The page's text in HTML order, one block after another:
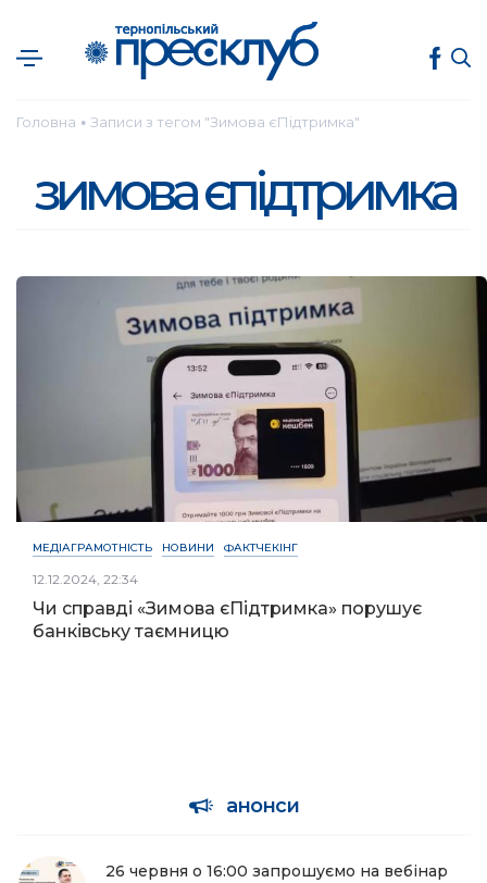
Головна ● Записи з тегом "Зимова єПідтримка"
зимова єпідтримка
МЕДІАГРАМОТНІСТЬ НОВИНИ ФАКТЧЕКІНГ
12.12.2024, 22:34
Чи справді «Зимова єПідтримка» порушує
банківську таємницю
анонси
26 червня о 16:00 запрошуємо на вебінар